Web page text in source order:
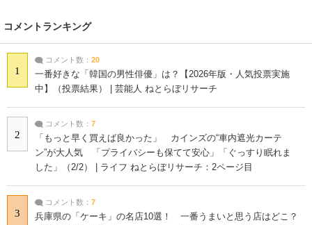
コメントランキング
1
コメント数： 20
一番好きな「韓国の男性俳優」は？【2026年版・人気投票実施
中】（投票結果） | 芸能人 ねとらぼリサーチ
2
コメント数： 7
「もっと早く買えば良かった」 カインズの“車内遮光カーテ
ン”が大人気 「プライバシーも保てて安心」「ぐっすり眠れま
した」（2/2） | ライフ ねとらぼリサーチ：2ページ目
3
コメント数： 7
兵庫県の「ケーキ」の名店10選！ 一番うまいと思う店はどこ？